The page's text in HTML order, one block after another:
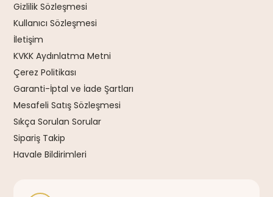
Gizlilik Sözleşmesi
Kullanıcı Sözleşmesi
İletişim
KVKK Aydınlatma Metni
Çerez Politikası
Garanti-İptal ve İade Şartları
Mesafeli Satış Sözleşmesi
Sıkça Sorulan Sorular
Sipariş Takip
Havale Bildirimleri